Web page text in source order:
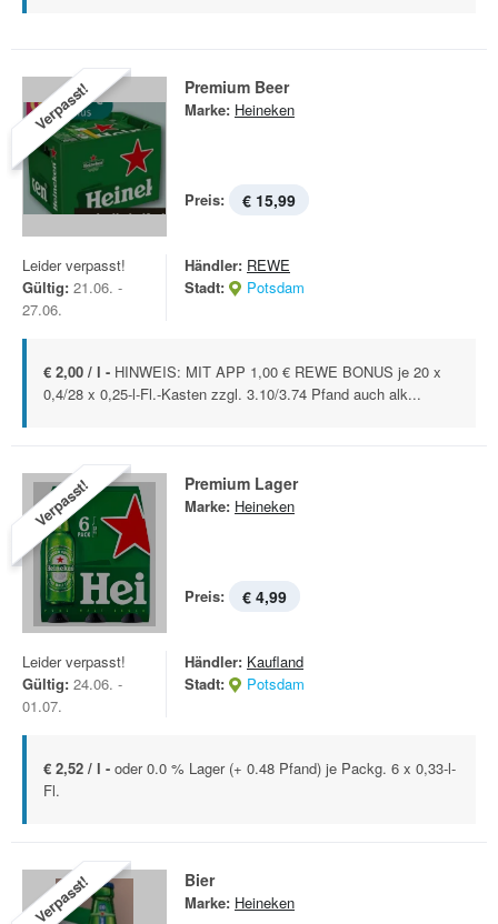
Verpasst! Premium Beer
Marke: Heineken
Preis: € 15,99
Leider verpasst!
Gültig: 21.06. -
27.06.
Händler: REWE
Stadt:
Potsdam
€ 2,00 / l - HINWEIS: MIT APP 1,00 € REWE BONUS je 20 x
0,4/28 x 0,25-l-Fl.-Kasten zzgl. 3.10/3.74 Pfand auch alk...
Verpasst! Premium Lager
Marke: Heineken
Preis: € 4,99
Leider verpasst!
Gültig: 24.06. -
01.07.
Händler: Kaufland
Stadt:
Potsdam
€ 2,52 / l - oder 0.0 % Lager (+ 0.48 Pfand) je Packg. 6 x 0,33-l-
Fl.
Verpasst! Bier
Marke: Heineken